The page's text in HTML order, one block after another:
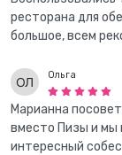
ресторана для
большое, всем
Ольга
Марианна
вместо Пизы и мы
интересный